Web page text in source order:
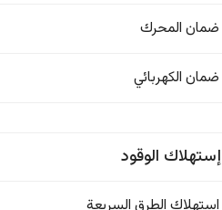
ضمان المحرك
ضمان الكهربائي
إستهلاك الوقود